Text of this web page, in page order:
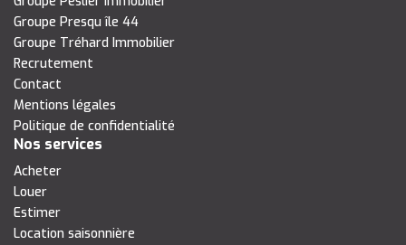
Groupe Presqu île 44
Groupe Tréhard Immobilier
Recrutement
Contact
Mentions légales
Politique de confidentialité
Nos services
Acheter
Louer
Estimer
Location saisonnière